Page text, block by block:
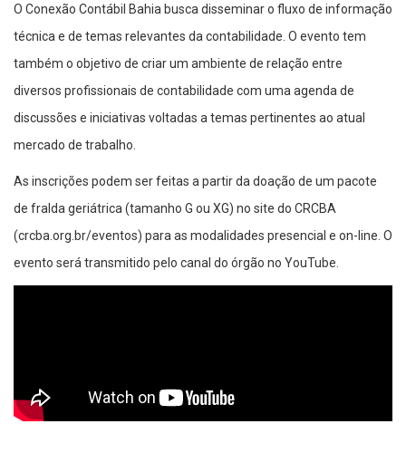
O Conexão Contábil Bahia busca disseminar o fluxo de informação
técnica e de temas relevantes da contabilidade. O evento tem
também o objetivo de criar um ambiente de relação entre
diversos profissionais de contabilidade com uma agenda de
discussões e iniciativas voltadas a temas pertinentes ao atual
mercado de trabalho.
As inscrições podem ser feitas a partir da doação de um pacote
de fralda geriátrica (tamanho G ou XG) no site do CRCBA
(crcba.org.br/eventos) para as modalidades presencial e on-line. O
evento será transmitido pelo canal do órgão no YouTube.